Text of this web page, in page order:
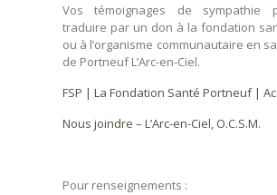
Vos témoignages de sympathie
traduire par un don à la fondation
ou à l’organisme communautaire en
de Portneuf L’Arc-en-Ciel.
FSP | La Fondation Santé Portneuf |
Nous joindre – L’Arc-en-Ciel, O.C.S.M.
Pour renseignements :